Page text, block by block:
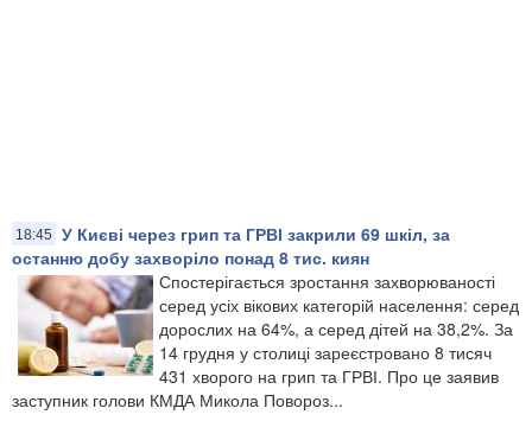
18:45
У Києві через грип та ГРВІ закрили 69 шкіл, за
останню добу захворіло понад 8 тис. киян
Спостерігається зростання захворюваності
серед усіх вікових категорій населення: серед
дорослих на 64%, а серед дітей на 38,2%. За
14 грудня у столиці зареєстровано 8 тисяч
431 хворого на грип та ГРВІ. Про це заявив
заступник голови КМДА Микола Повороз...